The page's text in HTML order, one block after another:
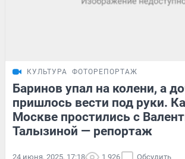
КУЛЬТУРА ФОТОРЕПОРТАЖ
Баринов упал на колени, а
пришлось вести под руки.
Москве простились с
Талызиной — репортаж
24 июня, 2025, 17:18 1 926 Обсудить